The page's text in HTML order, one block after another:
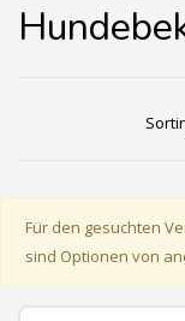
Für den gesuchten
sind Optionen von